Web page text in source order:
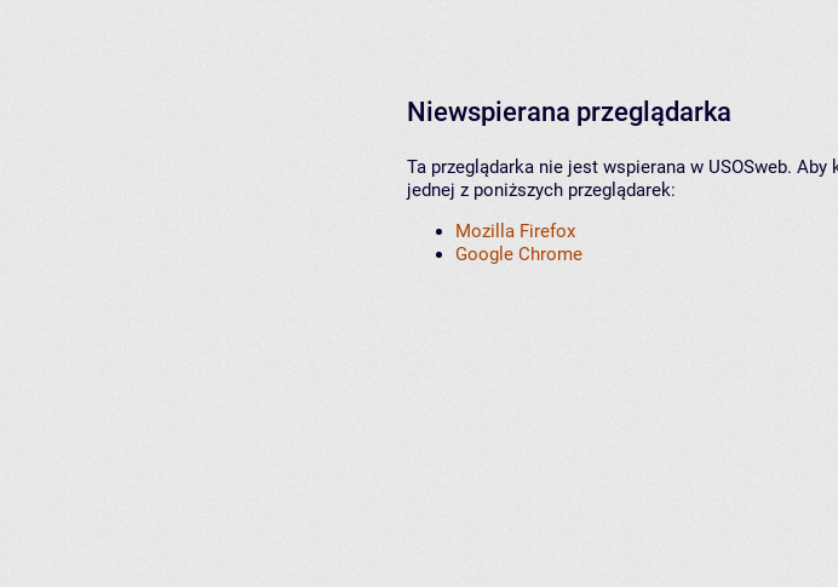
Niewspierana przeglądarka
Ta przeglądarka nie jest wspierana w USOSweb.
jednej z poniższych przeglądarek:
Mozilla Firefox
Google Chrome